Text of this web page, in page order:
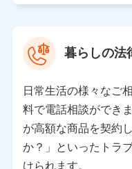
氏名、電話番号、メー
性、連絡先、dポイント
として、dポイントカー
所、dポイント残高、d
利用情報
当社又は株式会社NTTド
ご契約・ご利用などに関
会社NTTドコモが提供
用履歴インターネット利
ーション利用時の行動に
暮らしの法
日常生活の様々なご
料で電話相談ができ
が高額な商品を契約
か？」といったトラ
けられます。